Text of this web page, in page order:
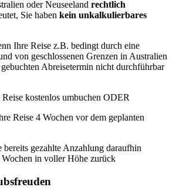
oder Neuseeland rechtlich
Sie haben kein unkalkulierbares
Ihre Reise z.B. bedingt durch eine
von geschlossenen Grenzen in Australien
Abreisetermin nicht durchführbar
kostenlos umbuchen ODER
Reise 4 Wochen vor dem geplanten
bereits gezahlte Anzahlung daraufhin
in voller Höhe zurück